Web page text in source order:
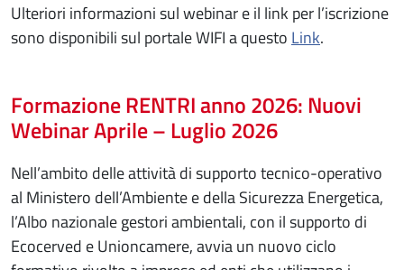
Ulteriori informazioni sul webinar e il link per l’iscrizione
sono disponibili sul portale WIFI a questo Link.
Formazione RENTRI anno 2026: Nuovi
Webinar Aprile – Luglio 2026
Nell’ambito delle attività di supporto tecnico-operativo
al Ministero dell’Ambiente e della Sicurezza Energetica,
l’Albo nazionale gestori ambientali, con il supporto di
Ecocerved e Unioncamere, avvia un nuovo ciclo